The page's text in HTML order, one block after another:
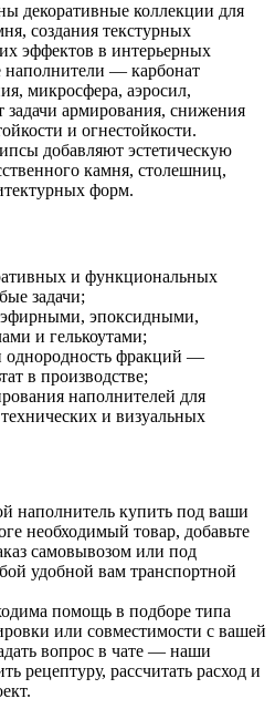
декоративные коллекции для
создания текстурных
эффектов в интерьерных
— карбонат
микросфера, аэросил,
армирования, снижения
и огнестойкости.
добавляют эстетическую
камня, столешниц,
форм.
и функциональных
задачи;
эпоксидными,
и гелькоутами;
однородность фракций —
в производстве;
наполнителей для
и визуальных
наполнитель купить под ваши
необходимый товар, добавьте
самовывозом или под
удобной вам транспортной
помощь в подборе типа
или совместимости с вашей
вопрос в чате — наши
рецептуру, рассчитать расход и